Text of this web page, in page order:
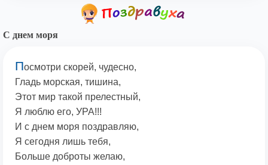
С днем моря
Посмотри скорей, чудесно,
Гладь морская, тишина,
Этот мир такой прелестный,
Я люблю его, УРА!!!
И с днем моря поздравляю,
Я сегодня лишь тебя,
Больше доброты желаю,